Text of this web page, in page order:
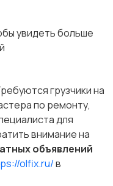
увидеть больше
грузчики на
по ремонту,
для
внимание на
объявлений
olfix.ru/в